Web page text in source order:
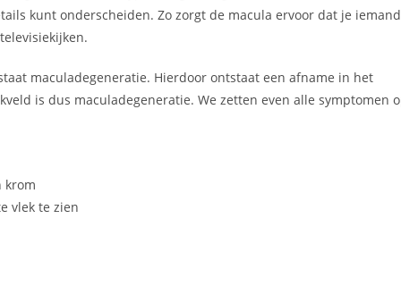
kunt onderscheiden. Zo zorgt de macula ervoor dat je
maculadegeneratie. Hierdoor ontstaat een afname in het
is dus maculadegeneratie. We zetten even alle symptomen
krom
vlek te zien